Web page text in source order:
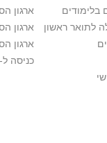
בלימודים
לתואר ראשון
ארגון
ארגון
ארגון
כניסה ל-My Tau